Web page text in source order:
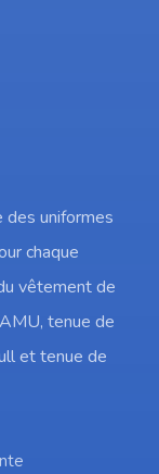
des uniformes
chaque
vêtement de
tenue de
et tenue de